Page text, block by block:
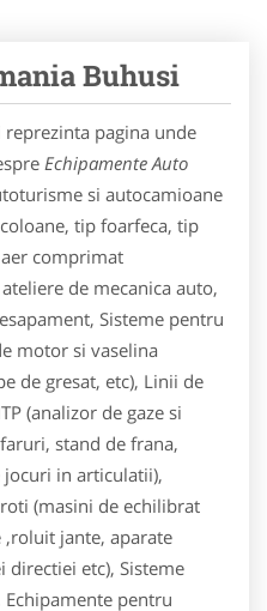
Buhusi
reprezinta pagina unde
Echipamente Auto
si autocamioane
tip foarfeca, tip
comprimat
de mecanica auto,
Sisteme pentru
motor si vaselina
de gresat, etc), Linii de
(analizor de gaze si
stand de frana,
in articulatii),
(masini de echilibrat
jante, aparate
etc), Sisteme
pentru